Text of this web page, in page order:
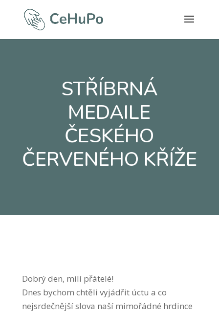
STŘÍBRNÁ
MEDAILE
ČESKÉHO
ČERVENÉHO KŘÍŽE
Dobrý den, milí přátelé!
Dnes bychom chtěli vyjádřit úctu a co
nejsrdečnější slova naší mimořádné hrdince